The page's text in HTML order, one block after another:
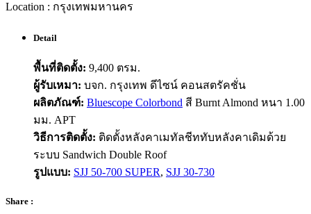
Location : กรุงเทพมหานคร
Detail
พื้นที่ติดตั้ง: 9,400 ตรม.
ผู้รับเหมา: บจก. กรุงเทพ ดีไซน์ คอนสตรัคชั่น
ผลิตภัณฑ์: Bluescope Colorbond สี Burnt Almond หนา 1.00
มม. APT
วิธีการติดตั้ง: ติดตั้งหลังคาเมทัลชีททับหลังคาเดิมด้วย
ระบบ Sandwich Double Roof
รูปแบบ: SJJ 50-700 SUPER, SJJ 30-730
Share :